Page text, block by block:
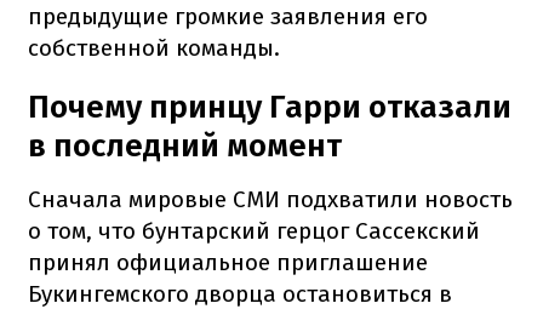
предыдущие громкие заявления его
собственной команды.
Почему принцу Гарри отказали
в последний момент
Сначала мировые СМИ подхватили новость
о том, что бунтарский герцог Сассекский
принял официальное приглашение
Букингемского дворца остановиться в